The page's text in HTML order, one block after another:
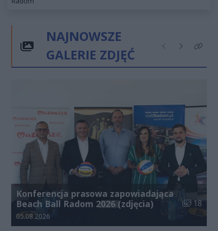
NAJNOWSZE
GALERIE ZDJĘĆ
Poprzednie
NastępneKliknij
Konferencja prasowa zapowiadająca
Beach Ball Radom 2026 (zdjęcia)
Liczba
18
Data dodania galerii:
05.08.2026